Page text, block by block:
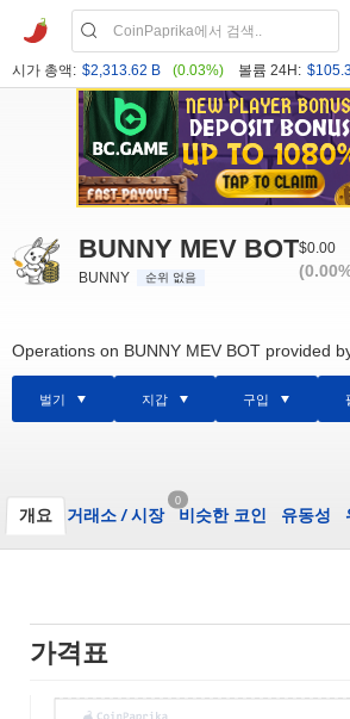
시가 총액: $2,313.62 B (0.03%) 볼륨 24H:
BUNNY MEV BOT
BUNNY 순위 없음
$0.00
Operations on BUNNY MEV BOT provided
벌기 지갑 구입
개요 거래소 /시장
0
비슷한 코인 유동성
가격표